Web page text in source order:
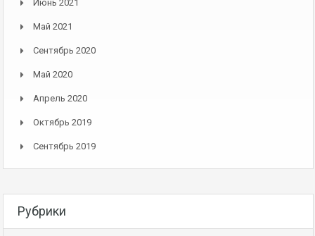
Июнь 2021
Май 2021
Сентябрь 2020
Май 2020
Апрель 2020
Октябрь 2019
Сентябрь 2019
Рубрики